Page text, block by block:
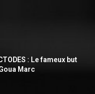
: Le fameux but
Marc